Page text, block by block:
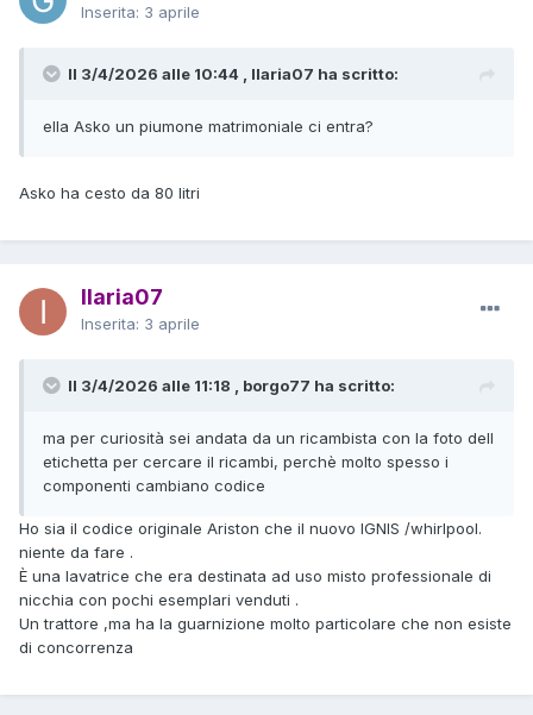
Inserita: 3 aprile
Il 3/4/2026 alle 10:44 , Ilaria07 ha scritto:
ella Asko un piumone matrimoniale ci entra?
Asko ha cesto da 80 litri
Ilaria07
Inserita: 3 aprile
Il 3/4/2026 alle 11:18 , borgo77 ha scritto:
ma per curiosità sei andata da un ricambista con la foto dell
etichetta per cercare il ricambi, perchè molto spesso i
componenti cambiano codice
Ho sia il codice originale Ariston che il nuovo IGNIS /whirlpool.
niente da fare .
È una lavatrice che era destinata ad uso misto professionale di
nicchia con pochi esemplari venduti .
Un trattore ,ma ha la guarnizione molto particolare che non esiste
di concorrenza